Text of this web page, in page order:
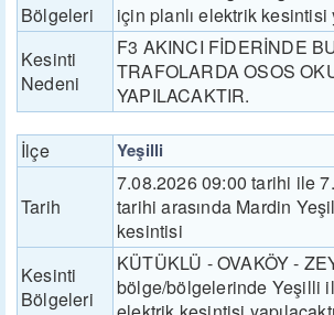
Bölgeleri
için planlı elektrik kesintisi
Kesinti
Nedeni
F3 AKINCI FİDERİNDE
TRAFOLARDA OSOS
YAPILACAKTIR.
İlçe Yeşilli
Tarih
7.08.2026 09:00 tarihi ile
tarihi arasında Mardin
kesintisi
Kesinti
Bölgeleri
KÜTÜKLÜ - OVAKÖY -
bölge/bölgelerinde Yeşilli